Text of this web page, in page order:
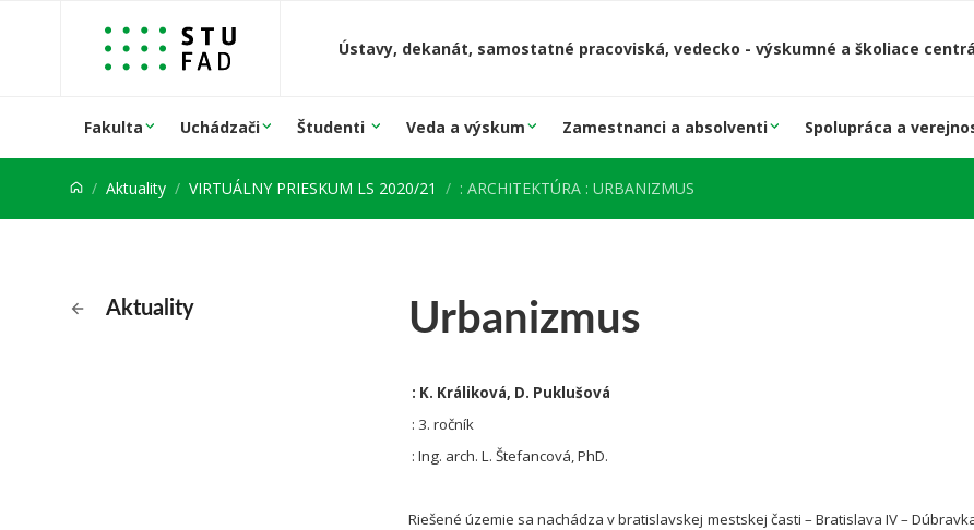
Prejsť na obsah
Ústavy, dekanát, samostatné pracoviská, vedecko - výskumné a školiace
Fakulta Uchádzači Študenti Veda a výskum Zamestnanci a absolventi Spolupráca a
Aktuality VIRTUÁLNY PRIESKUM LS 2020/21 : ARCHITEKTÚRA : URBANIZMUS
Aktuality Urbanizmus
: K. Králiková, D. Puklušová
: 3. ročník
: Ing. arch. L. Štefancová, PhD.
Riešené územie sa nachádza v bratislavskej mestskej časti – Bratislava IV –